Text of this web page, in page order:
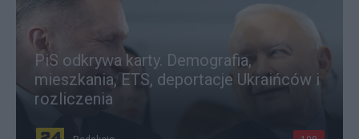
PiS odkrywa karty. Demografia,
mieszkania, ETS, deportacje Ukraińców i
rozliczenia